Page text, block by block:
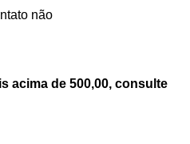
não
acima de 500,00, consulte